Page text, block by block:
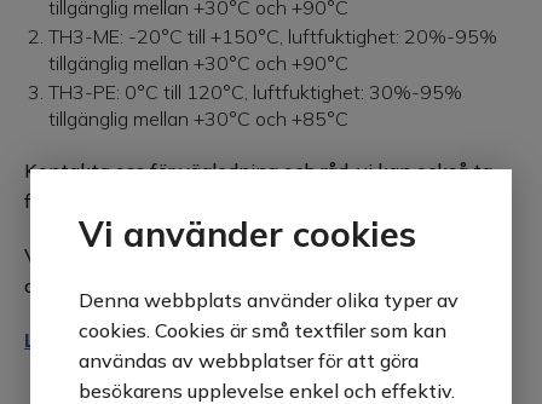
Vi använder cookies
Denna webbplats använder olika typer av
cookies. Cookies är små textfiler som kan
användas av webbplatser för att göra
besökarens upplevelse enkel och effektiv.
tillgänglig mellan +30°C och +90°C
TH3-ME: -20°C till +150°C, luftfuktighet: 20%-95%
tillgänglig mellan +30°C och +90°C
TH3-PE: 0°C till 120°C, luftfuktighet: 30%-95%
tillgänglig mellan +30°C och +85°C
Kontakta oss för vägledning och råd, vi kan också ta
fram helt unika system helt efter er kravbild.
Välj modellserie här nedan för att läsa mer och begära
offert.
Läs mer i produktkatalogen här!